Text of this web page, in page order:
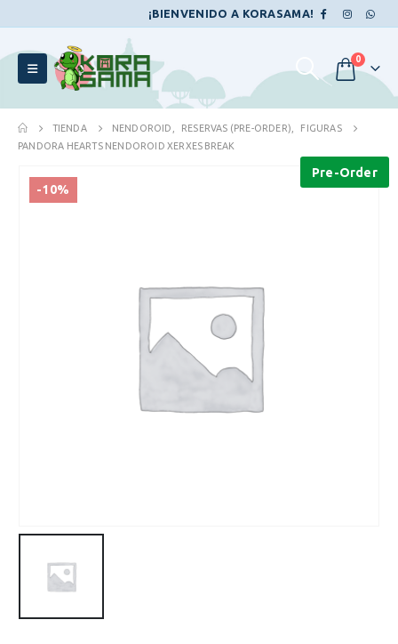
¡BIENVENIDO A KORASAMA!
0
TIENDA NENDOROID RESERVAS (PRE-ORDER)
FIGURAS
PANDORA HEARTS NENDOROID XERXES BREAK
-10%
Pre-Order